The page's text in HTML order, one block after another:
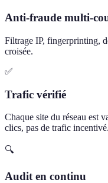
Anti-fraude multi-
Filtrage IP, fingerprinting,
croisée.
✅
Trafic vérifié
Chaque site du réseau est
clics, pas de trafic incentivé.
🔍
Audit en continu